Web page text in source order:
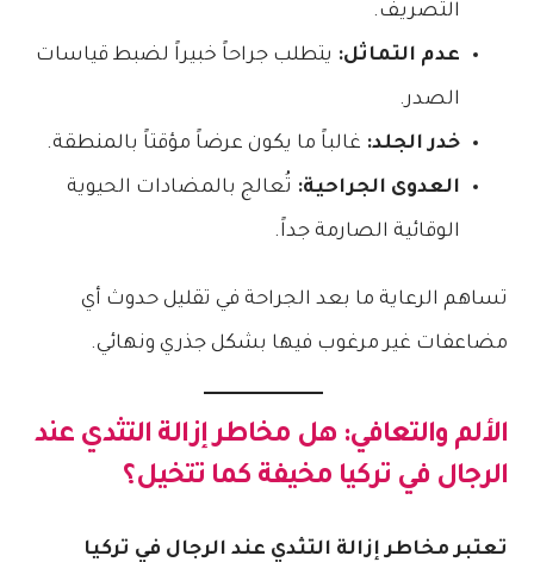
التصريف.
عدم التماثل: يتطلب جراحاً خبيراً لضبط قياسات
الصدر.
خدر الجلد: غالباً ما يكون عرضاً مؤقتاً بالمنطقة.
العدوى الجراحية: تُعالج بالمضادات الحيوية
الوقائية الصارمة جداً.
تساهم الرعاية ما بعد الجراحة في تقليل حدوث أي
مضاعفات غير مرغوب فيها بشكل جذري ونهائي.
الألم والتعافي: هل مخاطر إزالة التثدي عند
الرجال في تركيا مخيفة كما تتخيل؟
تعتبر مخاطر إزالة التثدي عند الرجال في تركيا